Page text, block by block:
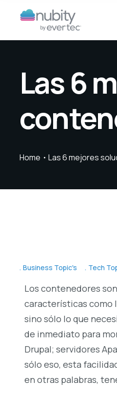
Las 6
Home Las 6 mejores
Business Topic's Tech
Los contenedores
características como
sino sólo lo que
de inmediato para
Drupal; servidores
sólo eso, esta
en otras palabras,